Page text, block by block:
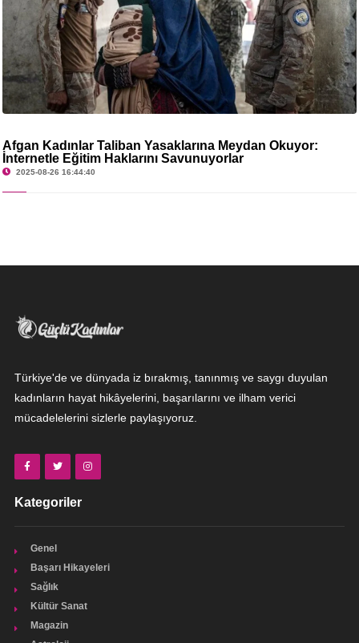
Afgan Kadınlar Taliban Yasaklarına Meydan Okuyor:
İnternetle Eğitim Haklarını Savunuyorlar
2025-08-26 16:44:40
Türkiye'de ve dünyada iz bırakmış, tanınmış ve saygı duyulan
kadınların hayat hikâyelerini, başarılarını ve ilham verici
mücadelelerini sizlerle paylaşıyoruz.
Kategoriler
Genel
Başarı Hikayeleri
Sağlık
Kültür Sanat
Magazin